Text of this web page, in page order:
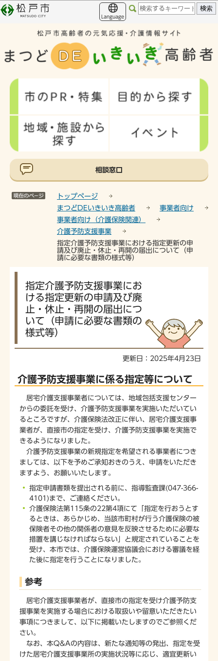
こ
の
の
このページの本文へ移動
Language
相談窓口
トップページ
まつどDEいきいき高齢者
事業者向け
事業者向け（介護保険関連）
介護予防支援事業
指定介護予防支援事業における指定更新の申
請及び廃止・休止・再開の届出について（申
請に必要な書類の様式等）
指定介護予防支援事業にお
ける指定更新の申請及び廃
止・休止・再開の届出につ
いて（申請に必要な書類の
様式等）
更新日：2025年4月23日
介護予防支援事業に係る指定等について
居宅介護支援事業者については、地域包括支援センター
からの委託を受け、介護予防支援事業を実施いただいてい
るところですが、介護保険法改正に伴い、居宅介護支援事
業者が、直接市の指定を受け、介護予防支援事業を実施で
きるようになりました。
介護予防支援事業の新規指定を希望される事業者につき
ましては、以下を予めご承知おきのうえ、申請をいただき
ますよう、お願いいたします。
指定申請書類を提出される前に、指導監査課(047-366-
4101)まで、ご連絡ください。
介護保険法第115条の22第4項にて「指定を行おうとす
るときは、あらかじめ、当該市町村が行う介護保険の被
保険者その他の関係者の意見を反映させるために必要な
措置を講じなければならない」と規定されていることを
受け、本市では、介護保険運営協議会における審議を経
た後に指定を行うことになりました。
参考
居宅介護支援事業者が、直接市の指定を受け介護予防支
援事業を実施する場合における取扱いや留意いただきたい
事項につきまして、以下に掲載いたしますのでご参照くだ
さい。
なお、本Q&Aの内容は、新たな通知等の発出、指定を受
けた居宅介護支援事業所の実施状況等に応じ、適宜更新い